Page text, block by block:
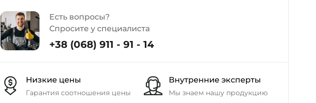
- Щепкина
+38 (099)-643-33-77
Есть вопросы?
Спросите у специалиста
+38 (068) 911 - 91 - 14
Низкие цены
Гарантия соотношения цены
Внутренние эксперты
Мы знаем нашу продукцию